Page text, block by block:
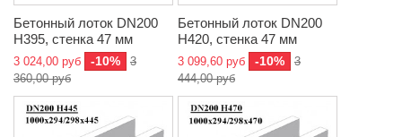
Бетонный лоток DN200
H395, стенка 47 мм
3 024,00 руб -10%
3
360,00 руб
Бетонный лоток DN200
H420, стенка 47 мм
3 099,60 руб -10%
3
444,00 руб